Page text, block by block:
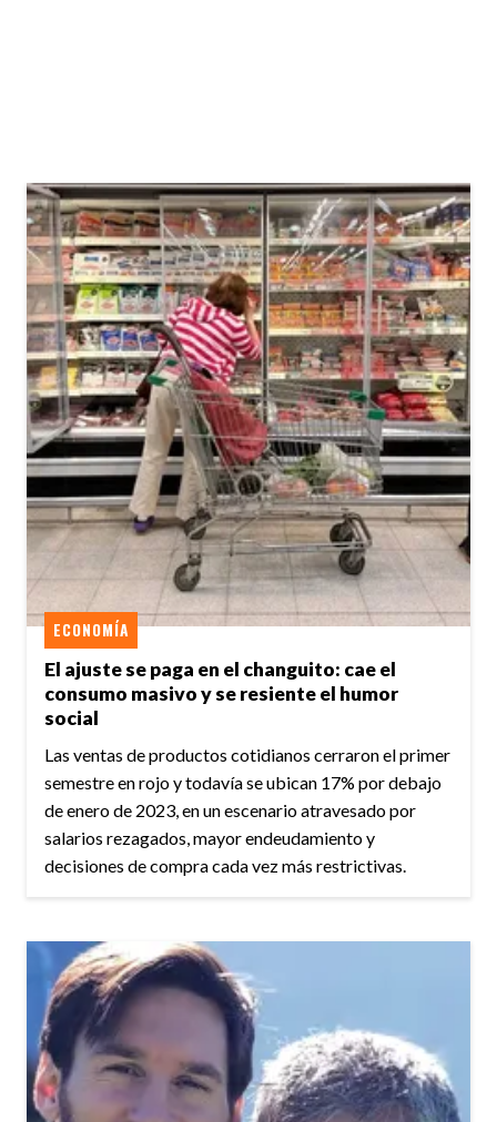
El ajuste se paga en el changuito: cae el
consumo masivo y se resiente el humor
social
ECONOMÍA
Las ventas de productos cotidianos cerraron el primer
semestre en rojo y todavía se ubican 17% por debajo
de enero de 2023, en un escenario atravesado por
salarios rezagados, mayor endeudamiento y
decisiones de compra cada vez más restrictivas.